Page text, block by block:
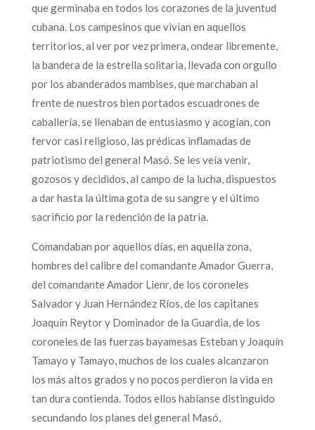
que germinaba en todos los corazones de la juventud
cubana. Los campesinos que vivían en aquellos
territorios, al ver por vez primera, ondear libremente,
la bandera de la estrella solitaria, llevada con orgullo
por los abanderados mambises, que marchaban al
frente de nuestros bien portados escuadrones de
caballería, se llenaban de entusiasmo y acogían, con
fervor casi religioso, las prédicas inflamadas de
patriotismo del general Masó. Se les veía venir,
gozosos y decididos, al campo de la lucha, dispuestos
a dar hasta la última gota de su sangre y el último
sacrificio por la redención de la patria.
Comandaban por aquellos días, en aquella zona,
hombres del calibre del comandante Amador Guerra,
del comandante Amador Lienr, de los coroneles
Salvador y Juan Hernández Ríos, de los capitanes
Joaquín Reytor y Dominador de la Guardia, de los
coroneles de las fuerzas bayamesas Esteban y Joaquín
Tamayo y Tamayo, muchos de los cuales alcanzaron
los más altos grados y no pocos perdieron la vida en
tan dura contienda. Todos ellos habíanse distinguido
secundando los planes del general Masó,